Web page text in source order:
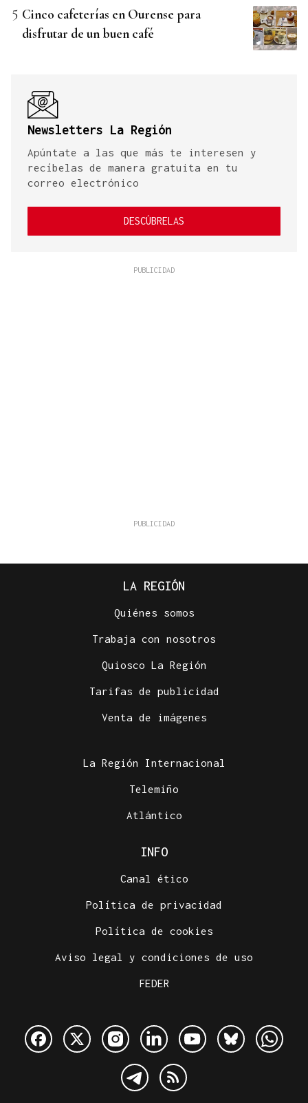
Cinco cafeterías en Ourense para
disfrutar de un buen café
Newsletters La Región
Apúntate a las que más te interesen y
recíbelas de manera gratuita en tu
correo electrónico
DESCÚBRELAS
LA REGIÓN
Quiénes somos
Trabaja con nosotros
Quiosco La Región
Tarifas de publicidad
Venta de imágenes
La Región Internacional
Telemiño
Atlántico
INFO
Canal ético
Política de privacidad
Política de cookies
Aviso legal y condiciones de uso
FEDER